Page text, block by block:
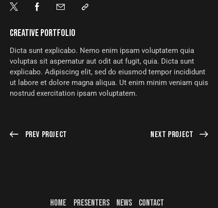
CREATIVE PORTFOLIO
Dicta sunt explicabo. Nemo enim ipsam voluptatem quia
voluptas sit aspernatur aut odit aut fugit, quia. Dicta sunt
explicabo. Adipiscing elit, sed do eiusmod tempor incididunt
ut labore et dolore magna aliqua. Ut enim minim veniam quis
nostrud exercitation ipsam voluptatem.
Prev Project Next Project
HOME PRESENTERS NEWS CONTACT